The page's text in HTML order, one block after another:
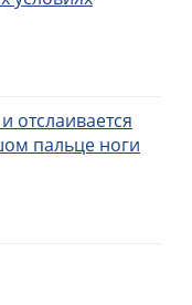
отслаивается
пальце ноги